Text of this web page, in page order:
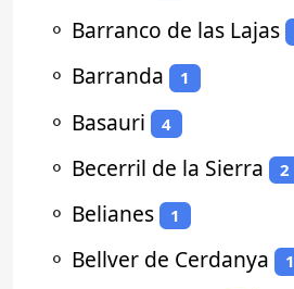
⚬ Barranco de las Lajas
⚬ Barranda 1
⚬ Basauri 4
⚬ Becerril de la Sierra 2
⚬ Belianes 1
⚬ Bellver de Cerdanya 1